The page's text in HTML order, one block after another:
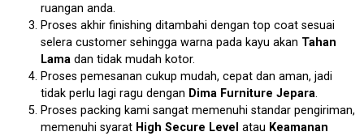
ruangan anda.
Proses akhir finishing ditambahi dengan top coat sesuai
selera customer sehingga warna pada kayu akan Tahan
Lama dan tidak mudah kotor.
Proses pemesanan cukup mudah, cepat dan aman, jadi
tidak perlu lagi ragu dengan Dima Furniture Jepara.
Proses packing kami sangat memenuhi standar pengiriman,
memenuhi syarat High Secure Level atau Keamanan